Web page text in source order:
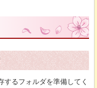
するフォルダを準備してく